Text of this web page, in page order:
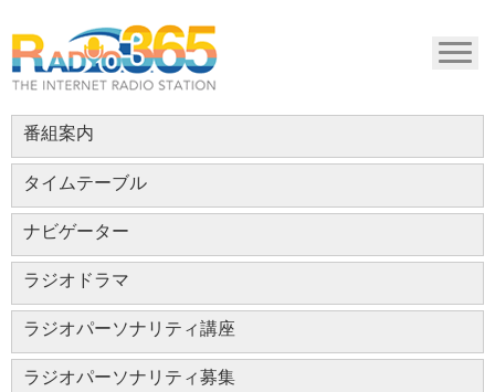
番組案内
タイムテーブル
ナビゲーター
ラジオドラマ
ラジオパーソナリティ講座
ラジオパーソナリティ募集